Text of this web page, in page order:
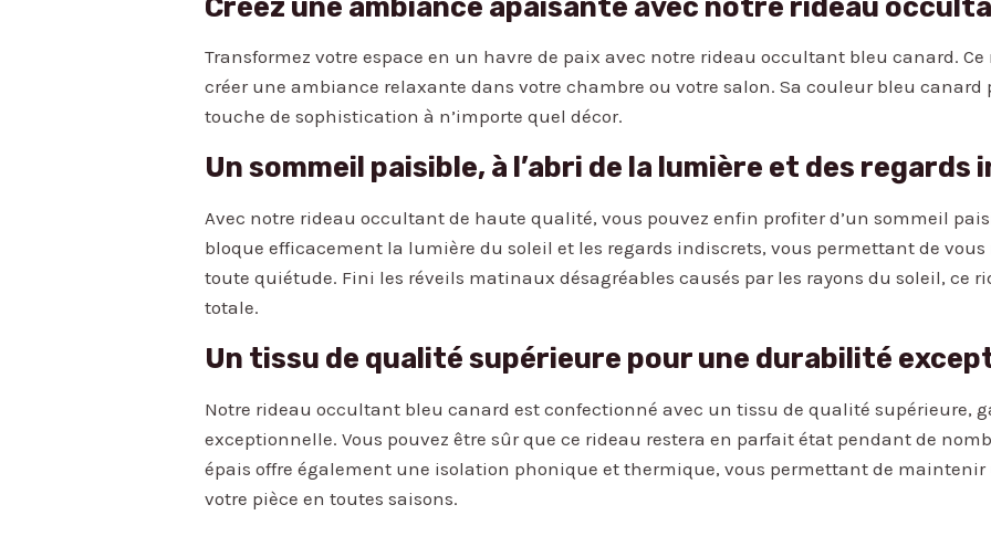
Transformez votre espace en un havre de paix avec notre rideau occultant bleu canard.
créer une ambiance relaxante dans votre chambre ou votre salon. Sa couleur bleu canard
touche de sophistication à n’importe quel décor.
Un sommeil paisible, à l’abri de la lumière et des regards
Avec notre rideau occultant de haute qualité, vous pouvez enfin profiter d’un sommeil
bloque efficacement la lumière du soleil et les regards indiscrets, vous permettant de vous
toute quiétude. Fini les réveils matinaux désagréables causés par les rayons du soleil, ce
totale.
Un tissu de qualité supérieure pour une durabilité
Notre rideau occultant bleu canard est confectionné avec un tissu de qualité supérieure,
exceptionnelle. Vous pouvez être sûr que ce rideau restera en parfait état pendant de
épais offre également une isolation phonique et thermique, vous permettant de
votre pièce en toutes saisons.